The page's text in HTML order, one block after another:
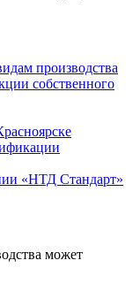
производства
собственного
«НТД Стандарт»
может